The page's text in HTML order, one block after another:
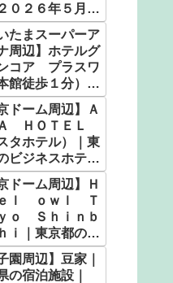
０２６年５月客
リニューアル｜
のビジネスホテ
円〜
たまスーパーア
周辺】ホテルグ
コア プラスワ
館徒歩１分）｜
の人気温泉｜
〜
ドーム周辺】Ａ
ＨＯＴＥＬ
タホテル）｜東
ビジネスホテル
円〜
ドーム周辺】Ｈ
ｌ ｏｗｌ Ｔ
ｏ Ｓｈｉｎｂ
ｉ｜東京都のビ
ホテル｜2,600
園周辺】豆家｜
の宿泊施設｜